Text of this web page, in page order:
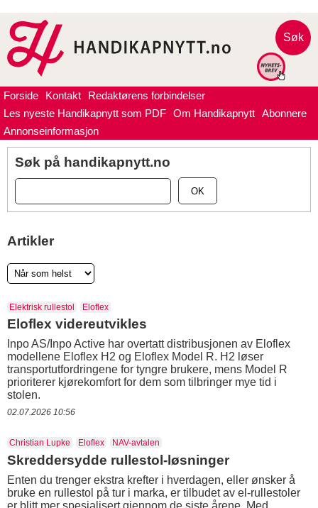
Søk
Forside Kontakt
Redaktørens forbindelser
Les nyeste Handikapnytt som PDF Om Handikapnytt Abonnere
Annonseinformasjon
Søk på handikapnytt.no
OK
Artikler
Elektrisk rullestol Eloflex
Eloflex videreutvikles
Inpo AS/Inpo Active har overtatt distribusjonen av Eloflex
modellene Eloflex H2 og Eloflex Model R. H2 løser
transportutfordringene for tyngre brukere, mens Model R
prioriterer kjørekomfort for dem som tilbringer mye tid i
stolen.
02.07.2026 10:56
Christian Lupke Eloflex NAV-avtalen
Skreddersydde rullestol-løsninger
Enten du trenger ekstra krefter i hverdagen, eller ønsker å
bruke en rullestol på tur i marka, er tilbudet av el-rullestoler
er blitt mer spesialisert gjennom de siste årene. Med